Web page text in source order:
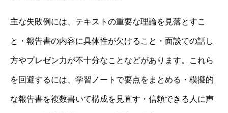
主な失敗例には、テキストの重要な理論を見落とすこ
と・報告書の内容に具体性が欠けること・面談での話し
方やプレゼン力が不十分なことなどがあります。これら
を回避するには、学習ノートで要点をまとめる・模擬的
な報告書を複数書いて構成を見直す・信頼できる人に声